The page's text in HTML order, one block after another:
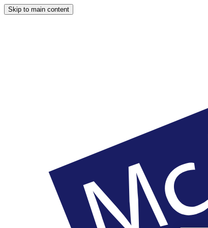
Skip to main content